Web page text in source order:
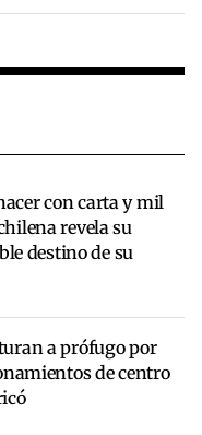
con carta y mil
revela su
destino de su
a prófugo por
de centro